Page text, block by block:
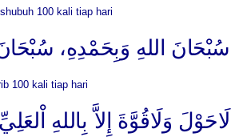
100 kali tiap hari
سُبْحَانَ اللهِ وَبِحَمْدِهِ،
100 kali tiap hari
لَاحَوْلَ وَلَاقُوَّةَ إِلاَّ بِاللهِ